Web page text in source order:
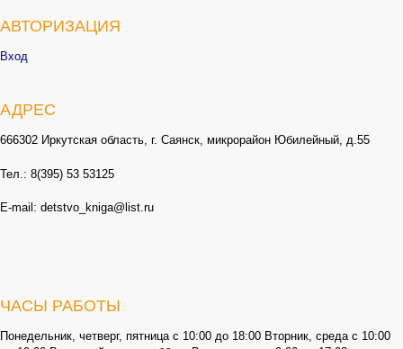
АВТОРИЗАЦИЯ
Вход
АДРЕС
666302 Иркутская область, г. Саянск, микрорайон Юбилейный, д.55
Тел.: 8(395) 53 53125
E-mail: detstvo_kniga@list.ru
ЧАСЫ РАБОТЫ
Понедельник, четверг, пятница с 10:00 до 18:00 Вторник, среда с 10:00